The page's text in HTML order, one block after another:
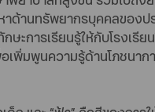
านทรัพยากรบุคคลของป
ะการเรียนรู้ให้กับโรงเ
เพิ่มพูนความรู้ด้านโภชน